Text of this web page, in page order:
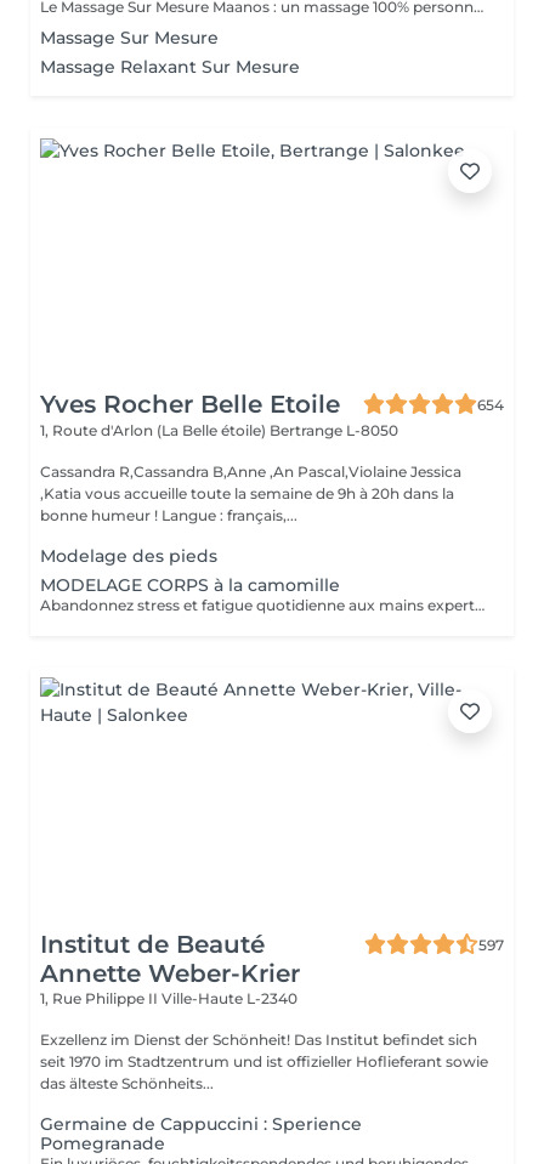
Le Massage Sur Mesure Maanos : un massage 100% personnalisé en fonction de vos besoins et de vos envies !
Massage Sur Mesure
Massage Relaxant Sur Mesure
Yves Rocher Belle Etoile
654
1, Route d'Arlon (La Belle étoile) Bertrange L-8050
Cassandra R,Cassandra B,Anne ,An Pascal,Violaine Jessica
,Katia vous accueille toute la semaine de 9h à 20h dans la
bonne humeur ! Langue : français,...
Modelage des pieds
MODELAGE CORPS à la camomille
Abandonnez stress et fatigue quotidienne aux mains expertes de notre estheticienne. Sa gestuelle manuelle libere instantanement chacun de vos points de tension depuis les pieds jusqu à la nuque Le doux parfum fleuri de la camomille enveloppe votre corps et apaise vos sens et votre esprit. lacher prise dans un incroyable moment de detente . Vous etes apaisée et detendue.
Institut de Beauté
Annette Weber-Krier
597
1, Rue Philippe II Ville-Haute L-2340
Exzellenz im Dienst der Schönheit! Das Institut befindet sich
seit 1970 im Stadtzentrum und ist offizieller Hoflieferant sowie
das älteste Schönheits...
Germaine de Cappuccini : Sperience
Pomegranade